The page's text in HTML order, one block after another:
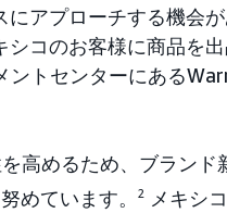
アプローチする機会が
コのお客様に商品を
トセンターにある
高めるため、ブラン
めています。
2
メキシ